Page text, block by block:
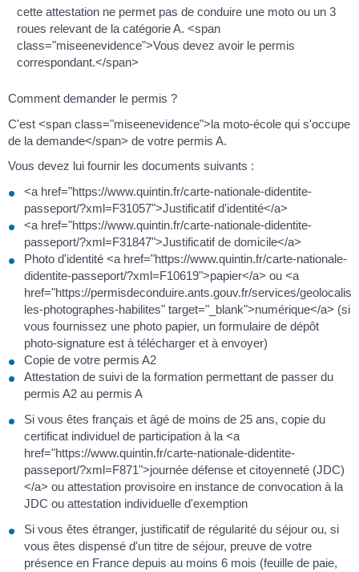
cette attestation ne permet pas de conduire une moto ou un 3
roues relevant de la catégorie A. <span
class="miseenevidence">Vous devez avoir le permis
correspondant.</span>
Comment demander le permis ?
C'est <span class="miseenevidence">la moto-école qui s'occupe
de la demande</span> de votre permis A.
Vous devez lui fournir les documents suivants :
<a href="https://www.quintin.fr/carte-nationale-didentite-
passeport/?xml=F31057">Justificatif d'identité</a>
<a href="https://www.quintin.fr/carte-nationale-didentite-
passeport/?xml=F31847">Justificatif de domicile</a>
Photo d'identité <a href="https://www.quintin.fr/carte-nationale-
didentite-passeport/?xml=F10619">papier</a> ou <a
href="https://permisdeconduire.ants.gouv.fr/services/
les-photographes-habilites" target="_blank">numérique</a> (si
vous fournissez une photo papier, un formulaire de dépôt
photo-signature est à télécharger et à envoyer)
Copie de votre permis A2
Attestation de suivi de la formation permettant de passer du
permis A2 au permis A
Si vous êtes français et âgé de moins de 25 ans, copie du
certificat individuel de participation à la <a
href="https://www.quintin.fr/carte-nationale-didentite-
passeport/?xml=F871">journée défense et citoyenneté (JDC)
</a> ou attestation provisoire en instance de convocation à la
JDC ou attestation individuelle d'exemption
Si vous êtes étranger, justificatif de régularité du séjour ou, si
vous êtes dispensé d'un titre de séjour, preuve de votre
présence en France depuis au moins 6 mois (feuille de paie,